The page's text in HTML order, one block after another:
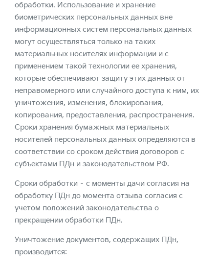
обработки. Использование и хранение
биометрических персональных данных вне
информационных систем персональных данных
могут осуществляться только на таких
материальных носителях информации и с
применением такой технологии ее хранения,
которые обеспечивают защиту этих данных от
неправомерного или случайного доступа к ним, их
уничтожения, изменения, блокирования,
копирования, предоставления, распространения.
Сроки хранения бумажных материальных
носителей персональных данных определяются в
соответствии со сроком действия договоров с
субъектами ПДн и законодательством РФ.
Сроки обработки – с моменты дачи согласия на
обработку ПДн до момента отзыва согласия с
учетом положений законодательства о
прекращении обработки ПДн.
Уничтожение документов, содержащих ПДн,
производится: